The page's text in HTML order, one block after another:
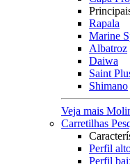
Rapala
Marine
Albatroz
Daiwa
Saint
Shimano
Veja mais
Carretilhas
Perfil
Perfil